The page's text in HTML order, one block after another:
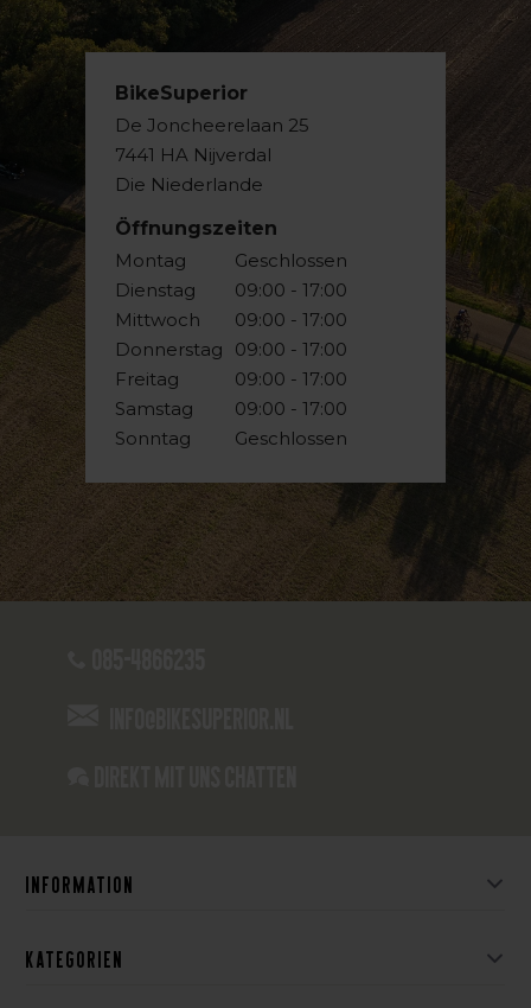
BikeSuperior
De Joncheerelaan 25
7441 HA Nijverdal
Die Niederlande
Öffnungszeiten
Montag
Dienstag
Mittwoch
Donnerstag
Freitag
Samstag
Sonntag
Geschlossen
09:00 - 17:00
09:00 - 17:00
09:00 - 17:00
09:00 - 17:00
09:00 - 17:00
Geschlossen
Information
Kategorien